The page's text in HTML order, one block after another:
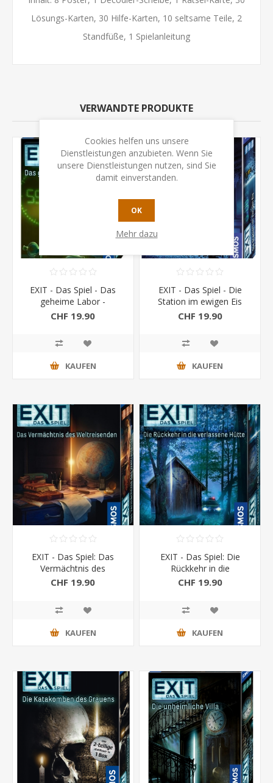
Lösungs-Karten, 30 Hilfe-Karten, 10 seltsame Teile, 2
Standfüße, 1 Spielanleitung
VERWANDTE PRODUKTE
EXIT - Das Spiel - Das
geheime Labor -
Kennerspiel des Jahres
CHF 19.90
KAUFEN
EXIT - Das Spiel - Die
Station im ewigen Eis
CHF 19.90
KAUFEN
EXIT - Das Spiel: Das
Vermächtnis des
Weltreisenden
CHF 19.90
KAUFEN
EXIT - Das Spiel: Die
Rückkehr in die
verlassene Hütte
CHF 19.90
KAUFEN
Cookies helfen uns unsere
Dienstleistungen anzubieten. Wenn Sie
unsere Dienstleistungen nutzen, sind Sie
damit einverstanden.
OK
Mehr dazu